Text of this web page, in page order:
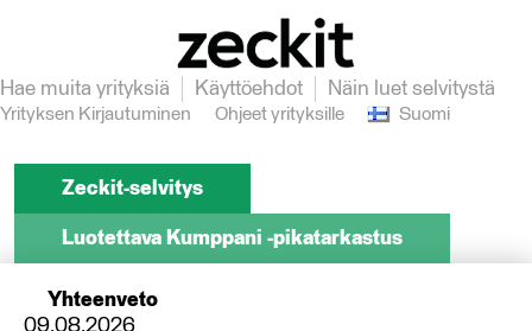
Hae muita yrityksiä Käyttöehdot Näin luet selvitystä
Yrityksen Kirjautuminen Ohjeet yrityksille Suomi
Zeckit-selvitys
Luotettava Kumppani -pikatarkastus
Yhteenveto
09.08.2026